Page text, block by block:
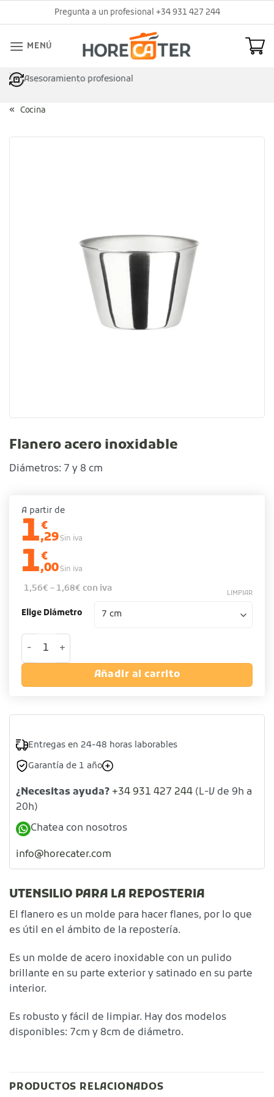
al
Pregunta a un profesional +34 931 427 244
MENÚ
Asesoramiento profesional
Cocina
Flanero acero inoxidable
Diámetros: 7 y 8 cm
A partir de
1€
,29Sin iva
1€
,00Sin iva
1,56€ – 1,68€ con iva
Elige Diámetro
LIMPIAR
Flanero acero inoxidable cantidad
Añadir al carrito
Entregas en 24-48 horas laborables
Garantía de 1 año
¿Necesitas ayuda? +34 931 427 244 (L-V de 9h a
20h)
Chatea con nosotros
info@horecater.com
UTENSILIO PARA LA REPOSTERIA
El flanero es un molde para hacer flanes, por lo que
es útil en el ámbito de la repostería.
Es un molde de acero inoxidable con un pulido
brillante en su parte exterior y satinado en su parte
interior.
Es robusto y fácil de limpiar. Hay dos modelos
disponibles: 7cm y 8cm de diámetro.
PRODUCTOS RELACIONADOS